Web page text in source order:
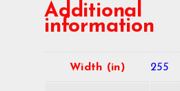
Additional
information
Width (in) 255